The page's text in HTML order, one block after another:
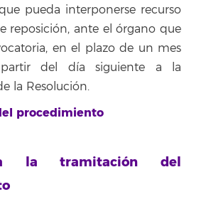
pueda interponerse recurso
reposición, ante el órgano que
en el plazo de un mes
del día siguiente a la
la Resolución.
procedimiento
la tramitación del